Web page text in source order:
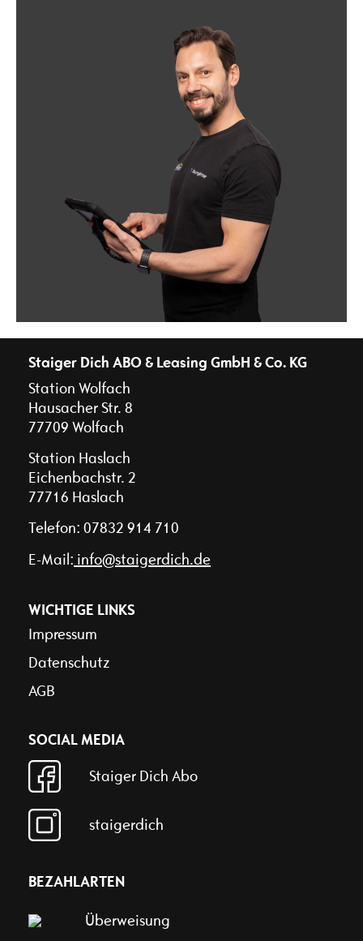
Staiger Dich ABO & Leasing GmbH & Co. KG
Station Wolfach
Hausacher Str. 8
77709 Wolfach
Station Haslach
Eichenbachstr. 2
77716 Haslach
Telefon: 07832 914 710
E-Mail: info@staigerdich.de
WICHTIGE LINKS
Impressum
Datenschutz
AGB
SOCIAL MEDIA
Staiger Dich Abo
staigerdich
BEZAHLARTEN
Überweisung